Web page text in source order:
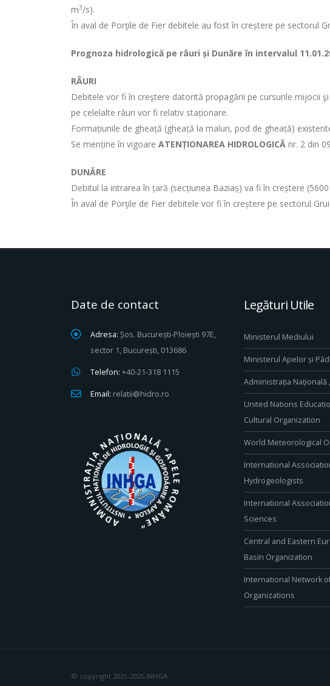
m3/s).
În aval de Porţile de Fier debitele au fost în creștere pe sectorul
Prognoza hidrologică pe râuri și Dunăre în intervalul
RÂURI
Debitele vor fi în creştere datorită propagării pe cursurile mijocii
pe celelalte râuri vor fi relativ staționare.
Formațiunile de gheață (gheață la maluri, pod de gheață)
Se menține în vigoare ATENȚIONAREA HIDROLOGICĂ nr. 2 din
DUNĂRE
Debitul la intrarea în țară (secțiunea Baziaș) va fi în creștere
În aval de Porţile de Fier debitele vor fi în creștere pe sectorul
Date de contact
Adresa: Șos. București-Ploiești 97E,
sector 1, București, 013686
Telefon: +40-21-318 1115
Email: relatii@hidro.ro
Legături Utile
Ministerul Mediului
Ministerul Apelor și
Administrația Națională
United Nations
Cultural Organization
World Meteorological
International
Hydrogeologists
International
Sciences
Central and Eastern
Basin Organization
International Network
Organizations
© copyright 2021-2025 INHGA